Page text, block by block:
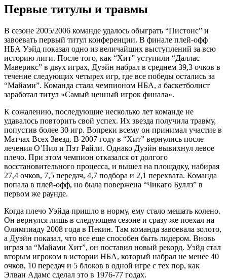
Первые титулы и травмы
В сезоне 2005/2006 команде удалось обыграть “Пистонс” и
завоевать первый титул конференции. В финале плей-офф
НБА Уэйд показал одно из величайших выступлений за всю
историю лиги. После того, как “Хит” уступили “Даллас
Маверикс” в двух играх, Дуэйн набрал в среднем 39,3 очков в
течение следующих четырех игр, где все победы остались за
“Майами”. Команда стала чемпионом НБА, а баскетболист
заработал титул «Самый ценный игрок финала».
К сожалению, последующие несколько лет команде не
удавалось повторить свой успех. Их звезда получила травму,
попустив более 30 игр. Вопреки всему он принимал участие в
Матчах Всех Звезд. В 2007 году в “Хит” вернулись после
лечения О’Нил и Пэт Райли. Однако Дуэйн вывихнул левое
плечо. При этом чемпион отказался от долгого
восстановительного процесса, и вышел на площадку, набирая
27,4 очков, 7,5 передач, 4,7 подбора и 2,1 перехвата. Команда
попала в плей-офф, но была повержена “Чикаго Буллз” в
первом же раунде.
Когда плечо Уэйда пришло в норму, ему стало мешать колено.
Он вернулся лишь в следующем сезоне и сразу же поехал на
Олимпиаду 2008 года в Пекин. Там команда завоевала золото,
а Дуэйн показал, что все еще способен быть лидером. Вновь
играя за “Майами Хит”, он поставил новый рекорд. Уэйд стал
вторым игроком в истории НБА, который набрал не менее 40
очков, 10 передач и 5 блоков в одной игре с тех пор, как
Элван Адамс сделал это в 1976-77 годах.